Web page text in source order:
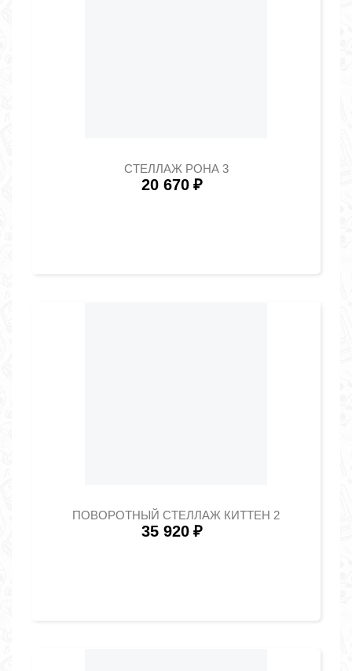
СТЕЛЛАЖ РОНА 3
20 670 ₽
ПОВОРОТНЫЙ СТЕЛЛАЖ КИТТЕН 2
35 920 ₽